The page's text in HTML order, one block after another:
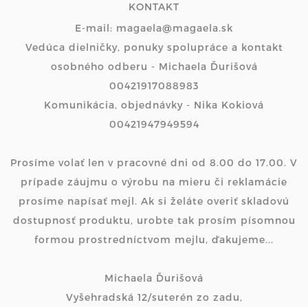
KONTAKT
E-mail: magaela@magaela.sk
Vedúca dielničky, ponuky spolupráce a kontakt
osobného odberu - Michaela Ďurišová
00421917088983
Komunikácia, objednávky - Nika Kokiová
00421947949594
Prosíme volať len v pracovné dni od 8.00 do 17.00. V
prípade záujmu o výrobu na mieru či reklamácie
prosíme napísať mejl. Ak si želáte overiť skladovú
dostupnosť produktu, urobte tak prosím písomnou
formou prostredníctvom mejlu, ďakujeme...
Michaela Ďurišová
Vyšehradská 12/suterén zo zadu,